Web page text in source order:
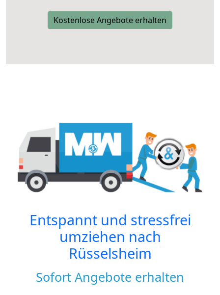
Kostenlose Angebote erhalten
Entspannt und stressfrei
umziehen nach
Rüsselsheim
Sofort Angebote erhalten